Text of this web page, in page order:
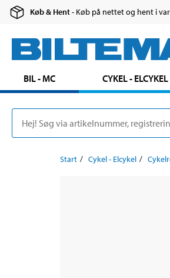
Køb & Hent- Køb på nettet og hent i
BIL - MC CYKEL - ELCYKEL
Start Cykel - Elcykel